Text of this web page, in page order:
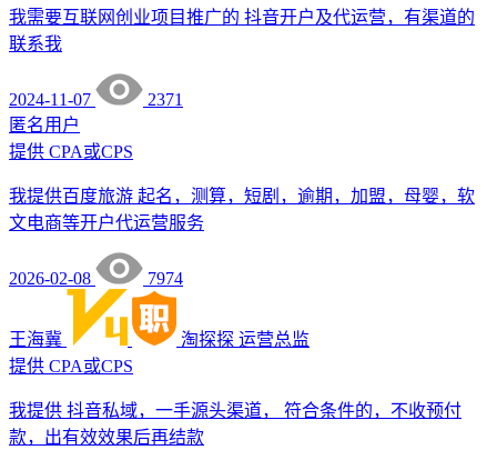
我需要互联网创业项目推广的 抖音开户及代运营，有渠道的
联系我
2024-11-07
2371
匿名用户
提供 CPA或CPS
我提供百度旅游 起名，测算，短剧，逾期，加盟，母婴，软
文电商等开户代运营服务
2026-02-08 7974
王海冀 淘探探 运营总监
提供 CPA或CPS
我提供 抖音私域，一手源头渠道， 符合条件的，不收预付
款，出有效效果后再结款